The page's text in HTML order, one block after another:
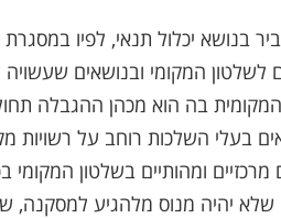
בנושא יכלול תנאי, לפיו
לשלטון המקומי ובנושאים
בה הוא מכהן ההגבלה
בעלי השלכות רוחב על רשויות
מרכזיים ומהותיים בשלטון
שלא יהיה מנוס מלהגיע למסקנה,